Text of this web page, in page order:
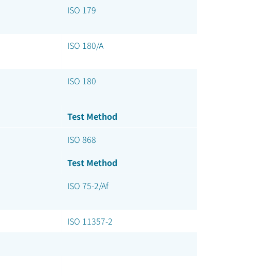
ISO 179
ISO 180/A
ISO 180
Test Method
ISO 868
Test Method
ISO 75-2/Af
ISO 11357-2